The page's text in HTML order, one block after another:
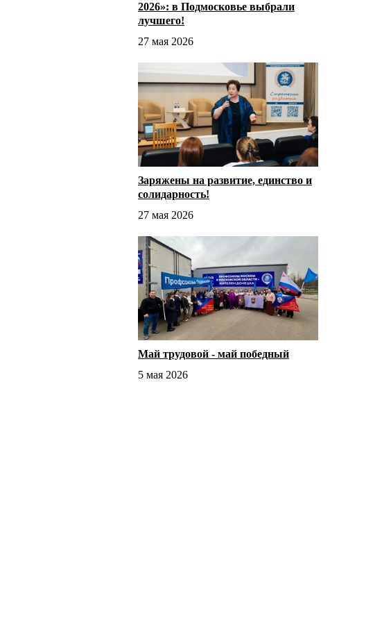
2026»: в Подмосковье выбрали
лучшего!
27 мая 2026
Заряжены на развитие, единство и
солидарность!
27 мая 2026
Май трудовой - май победный
5 мая 2026